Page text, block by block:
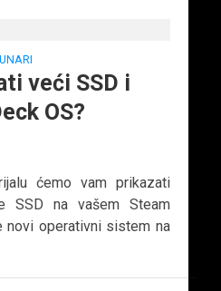
veći SSD i
OS?
ćemo vam prikazati
SSD na vašem Steam
novi operativni sistem na